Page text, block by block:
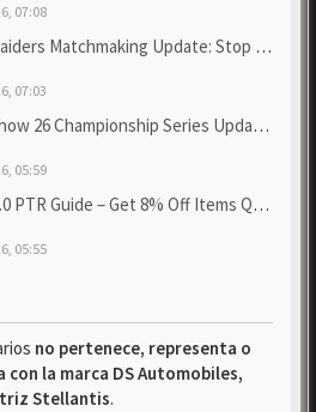
07:08
Matchmaking Update: Stop Failed - Grab Bluep...
07:03
Championship Series Update! Get Cheap & ...
05:59
Guide – Get 8% Off Items Quickly to Test ...
05:55
no pertenece, representa o
la marca DS Automobiles,
Stellantis.